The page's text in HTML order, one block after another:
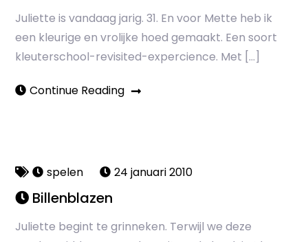
Juliette is vandaag jarig. 31. En voor Mette heb ik
een kleurige en vrolijke hoed gemaakt. Een soort
kleuterschool-revisited-expercience. Met […]
Continue Reading
spelen 24 januari 2010
Billenblazen
Juliette begint te grinneken. Terwijl we deze